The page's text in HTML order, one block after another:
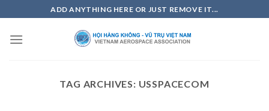
to
content
ADD ANYTHING HERE OR JUST REMOVE IT...
TAG ARCHIVES: USSPACECOM